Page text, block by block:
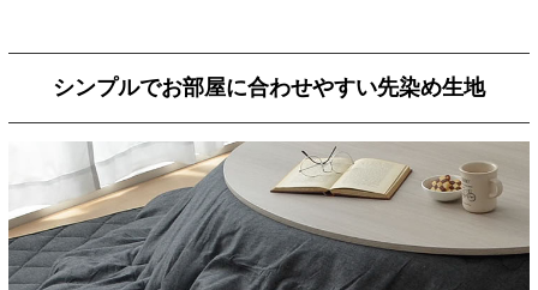
シンプルでお部屋に合わせやすい先染め生地